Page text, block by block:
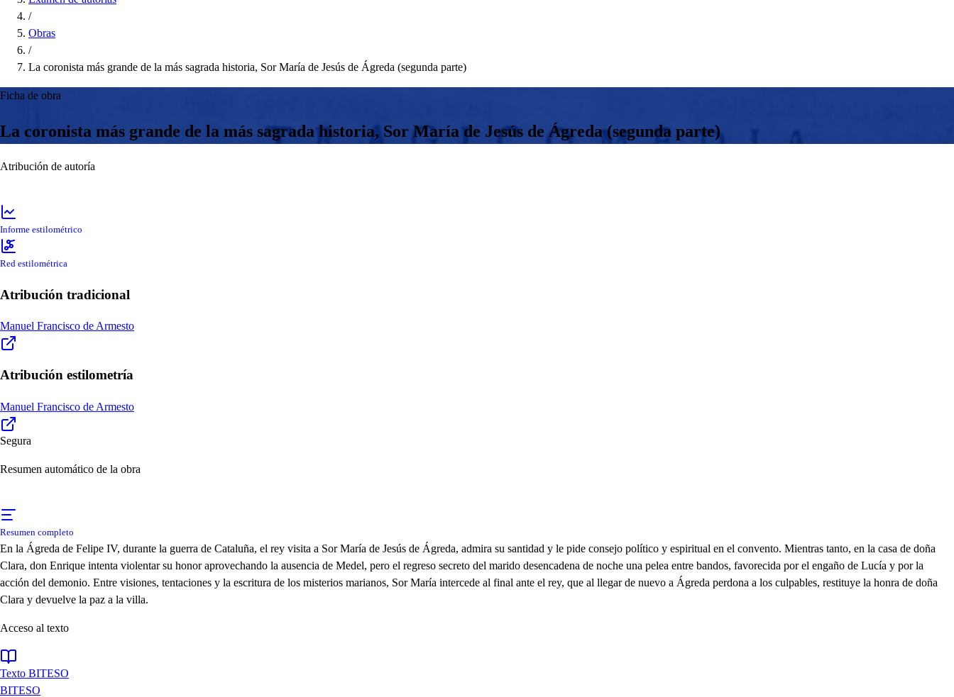
/
Obras
/
La coronista más grande de la más sagrada historia, Sor María de Jesús de Ágreda (segunda parte)
Ficha de obra
La coronista más grande de la más sagrada historia, Sor María de Jesús de Ágreda (segunda parte)
Atribución de autoría
Informe estilométrico
Red estilométrica
Atribución tradicional
Manuel Francisco de Armesto
Atribución estilometría
Manuel Francisco de Armesto
Segura
Resumen automático de la obra
Resumen completo
En la Ágreda de Felipe IV, durante la guerra de Cataluña, el rey visita a Sor María de Jesús de Ágreda, admira su santidad y le pide consejo político y espiritual en el convento. Mientras tanto, en la casa de doña
Clara, don Enrique intenta violentar su honor aprovechando la ausencia de Medel, pero el regreso secreto del marido desencadena de noche una pelea entre bandos, favorecida por el engaño de Lucía y por la
acción del demonio. Entre visiones, tentaciones y la escritura de los misterios marianos, Sor María intercede al final ante el rey, que al llegar de nuevo a Ágreda perdona a los culpables, restituye la honra de doña
Clara y devuelve la paz a la villa.
Acceso al texto
Texto BITESO
BITESO